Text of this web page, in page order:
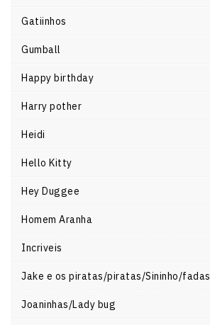
Gatiinhos
Gumball
Happy birthday
Harry pother
Heidi
Hello Kitty
Hey Duggee
Homem Aranha
Incriveis
Jake e os piratas/piratas/Sininho/fadas
Joaninhas/Lady bug